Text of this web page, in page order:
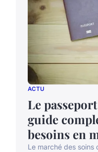
ACTU
Le
guide
besoins en
Le marché des soins